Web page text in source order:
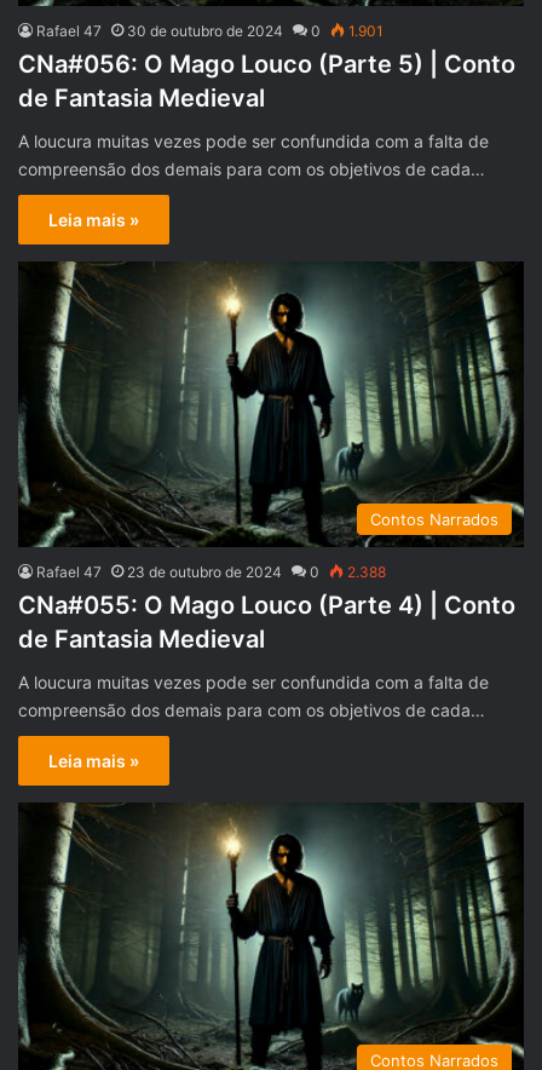
Rafael 47 30 de outubro de 2024 0 1.901
CNa#056: O Mago Louco (Parte 5) | Conto
de Fantasia Medieval
A loucura muitas vezes pode ser confundida com a falta de
compreensão dos demais para com os objetivos de cada…
Leia mais »
Contos Narrados
Rafael 47 23 de outubro de 2024 0 2.388
CNa#055: O Mago Louco (Parte 4) | Conto
de Fantasia Medieval
A loucura muitas vezes pode ser confundida com a falta de
compreensão dos demais para com os objetivos de cada…
Leia mais »
Contos Narrados